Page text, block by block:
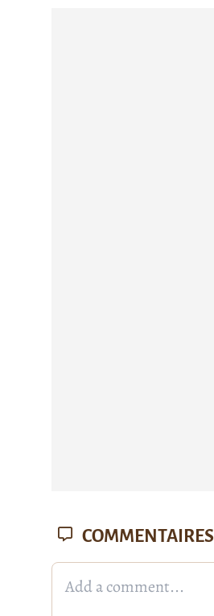
COMMENTAIRES